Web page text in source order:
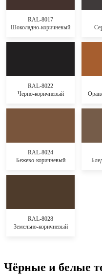
RAL-8017
Шоколадно-коричневый
RAL-8022
Черно-коричневый
RAL-8024
Бежево-коричневый
RAL-8028
Земельно-коричневый
Чёрные и белые